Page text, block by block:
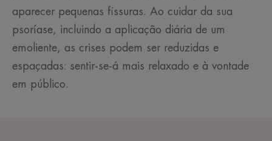
aparecer pequenas fissuras. Ao cuidar da sua
psoríase, incluindo a aplicação diária de um
emoliente, as crises podem ser reduzidas e
espaçadas: sentir-se-á mais relaxado e à vontade
em público.